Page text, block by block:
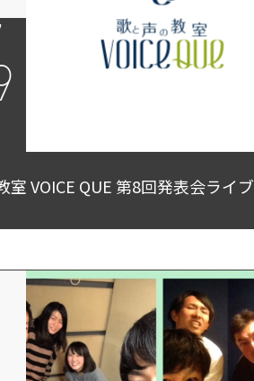
室 VOICE QUE 第8回発表会ライブ